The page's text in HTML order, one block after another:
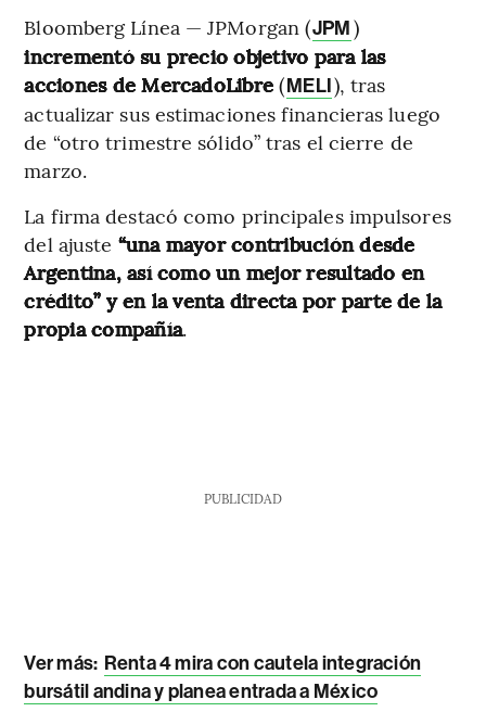
Bloomberg Línea — JPMorgan (JPM)
incrementó su precio objetivo para las
acciones de MercadoLibre (MELI), tras
actualizar sus estimaciones financieras luego
de “otro trimestre sólido” tras el cierre de
marzo.
La firma destacó como principales impulsores
del ajuste “una mayor contribución desde
Argentina, así como un mejor resultado en
crédito” y en la venta directa por parte de la
propia compañía.
PUBLICIDAD
Ver más: Renta 4 mira con cautela integración
bursátil andina y planea entrada a México